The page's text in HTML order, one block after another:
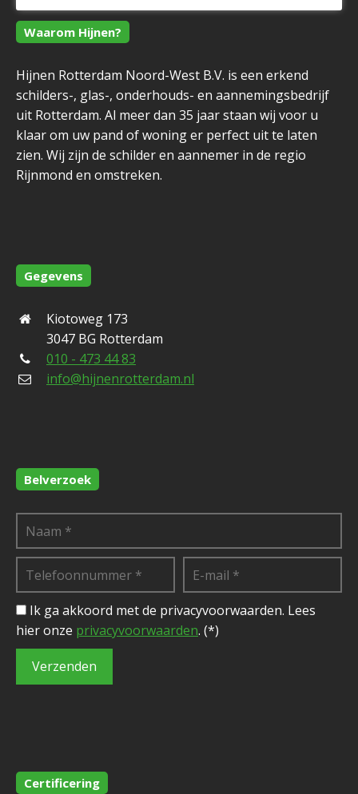
Waarom Hijnen?
Hijnen Rotterdam Noord-West B.V. is een erkend
schilders-, glas-, onderhouds- en aannemingsbedrijf
uit Rotterdam. Al meer dan 35 jaar staan wij voor u
klaar om uw pand of woning er perfect uit te laten
zien. Wij zijn de schilder en aannemer in de regio
Rijnmond en omstreken.
Gegevens
Kiotoweg 173
3047 BG Rotterdam
010 - 473 44 83
info@hijnenrotterdam.nl
Belverzoek
Ik ga akkoord met de privacyvoorwaarden. Lees
hier onze privacyvoorwaarden. (*)
Certificering